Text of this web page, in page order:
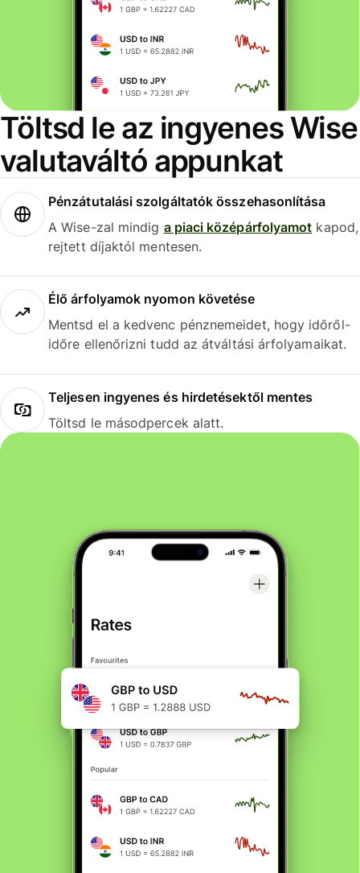
Töltsd le az ingyenes Wise
valutaváltó appunkat
Pénzátutalási szolgáltatók összehasonlítása
A Wise-zal mindig a piaci középárfolyamot kapod,
rejtett díjaktól mentesen.
Élő árfolyamok nyomon követése
Mentsd el a kedvenc pénznemeidet, hogy időről-
időre ellenőrizni tudd az átváltási árfolyamaikat.
Teljesen ingyenes és hirdetésektől mentes
Töltsd le másodpercek alatt.